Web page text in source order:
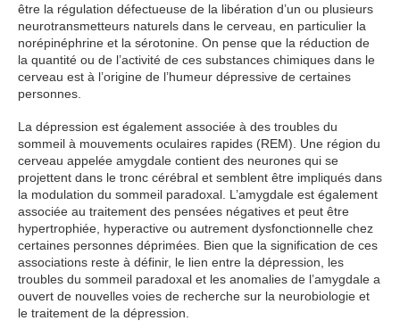
être la régulation défectueuse de la libération d’un ou plusieurs
neurotransmetteurs naturels dans le cerveau, en particulier la
norépinéphrine et la sérotonine. On pense que la réduction de
la quantité ou de l’activité de ces substances chimiques dans le
cerveau est à l’origine de l’humeur dépressive de certaines
personnes.
La dépression est également associée à des troubles du
sommeil à mouvements oculaires rapides (REM). Une région du
cerveau appelée amygdale contient des neurones qui se
projettent dans le tronc cérébral et semblent être impliqués dans
la modulation du sommeil paradoxal. L’amygdale est également
associée au traitement des pensées négatives et peut être
hypertrophiée, hyperactive ou autrement dysfonctionnelle chez
certaines personnes déprimées. Bien que la signification de ces
associations reste à définir, le lien entre la dépression, les
troubles du sommeil paradoxal et les anomalies de l’amygdale a
ouvert de nouvelles voies de recherche sur la neurobiologie et
le traitement de la dépression.